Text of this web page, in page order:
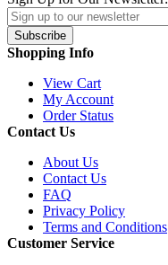
Subscribe
Shopping Info
View Cart
My Account
Order Status
Contact Us
About Us
Contact Us
FAQ
Privacy Policy
Terms and Conditions
Customer Service